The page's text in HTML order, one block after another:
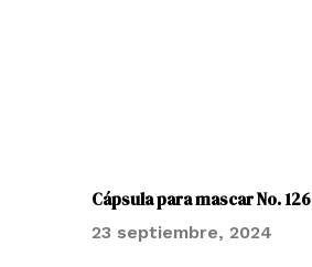
Cápsula para mascar No. 126
23 septiembre, 2024